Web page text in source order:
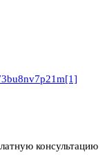
консультацию